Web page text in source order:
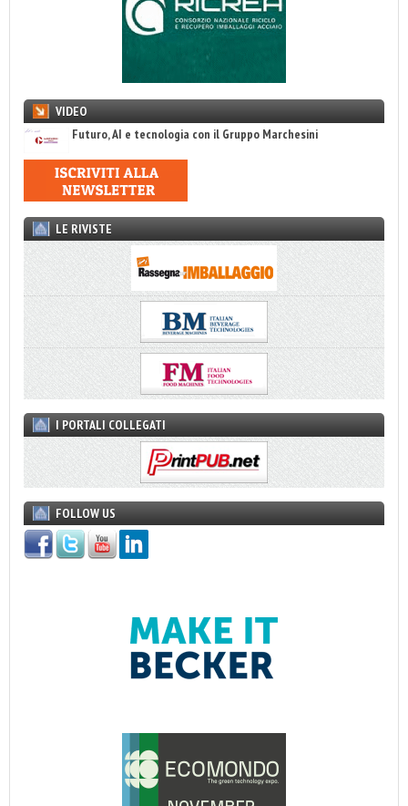
VIDEO
Futuro, AI e tecnologia con il Gruppo Marchesini
LE RIVISTE
I PORTALI COLLEGATI
FOLLOW US